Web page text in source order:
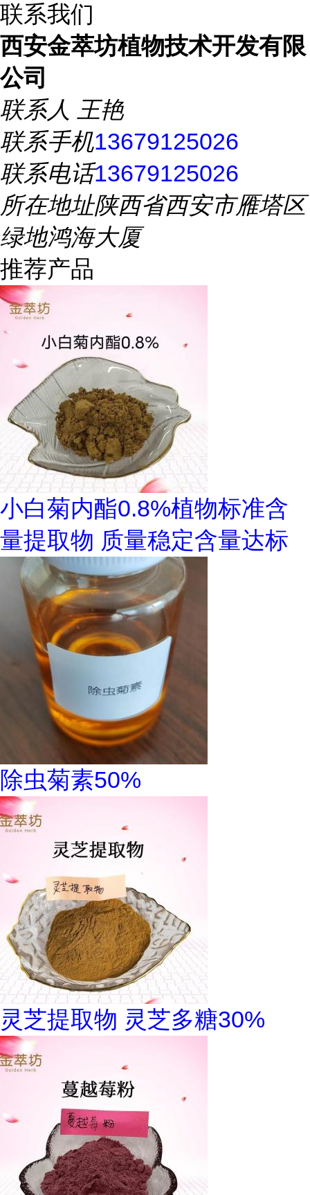
联系我们
西安金萃坊植物技术开发有限
公司
联系人 王艳
联系手机13679125026
联系电话13679125026
所在地址陕西省西安市雁塔区
绿地鸿海大厦
推荐产品
小白菊内酯0.8%植物标准含
量提取物 质量稳定含量达标
除虫菊素50%
灵芝提取物 灵芝多糖30%